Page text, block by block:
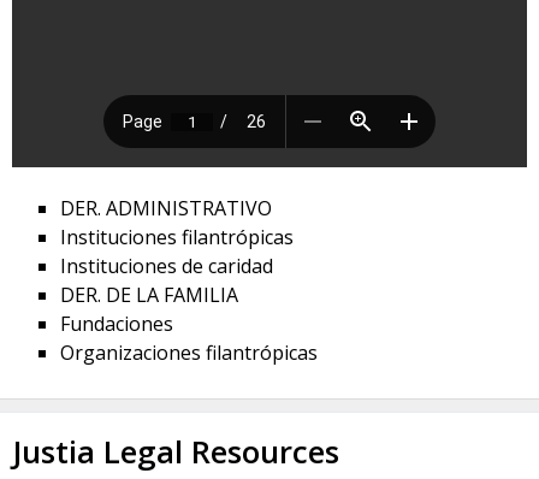
DER. ADMINISTRATIVO
Instituciones filantrópicas
Instituciones de caridad
DER. DE LA FAMILIA
Fundaciones
Organizaciones filantrópicas
Justia Legal Resources